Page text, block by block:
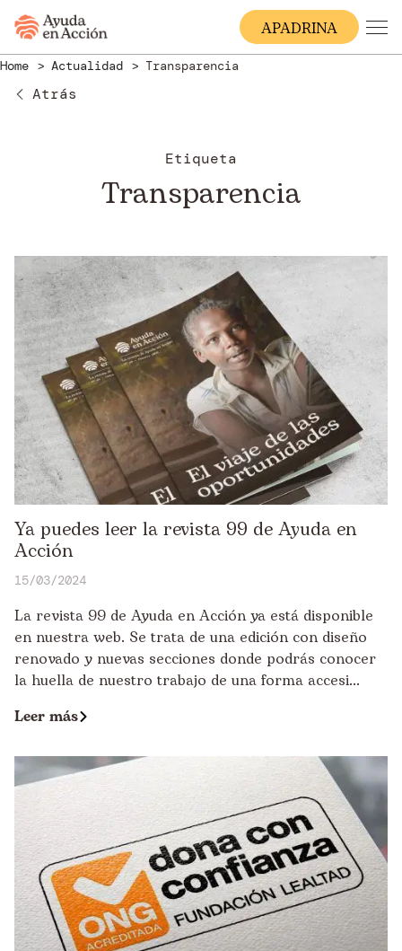
APADRINA
Home Actualidad Transparencia
Atrás
Etiqueta
Transparencia
Ya puedes leer la revista 99 de Ayuda en
Acción
15/03/2024
La revista 99 de Ayuda en Acción ya está disponible
en nuestra web. Se trata de una edición con diseño
renovado y nuevas secciones donde podrás conocer
la huella de nuestro trabajo de una forma accesi...
Leer más